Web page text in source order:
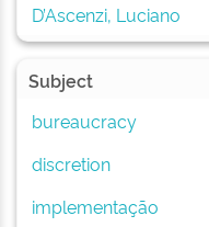
D’Ascenzi, Luciano
Subject
bureaucracy
discretion
implementação